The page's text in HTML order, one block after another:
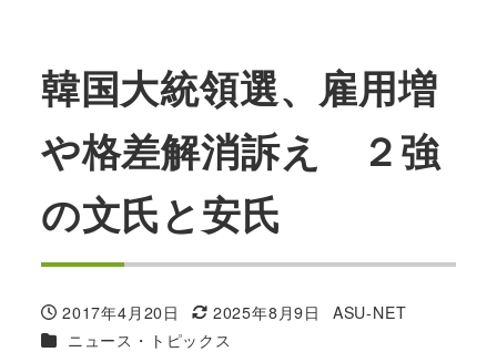
韓国大統領選、雇用増
や格差解消訴え ２強
の文氏と安氏
投稿日
2017年4月20日
更新日
2025年8月9日
著
ASU-NET
カテゴリー
ニュース・トピックス